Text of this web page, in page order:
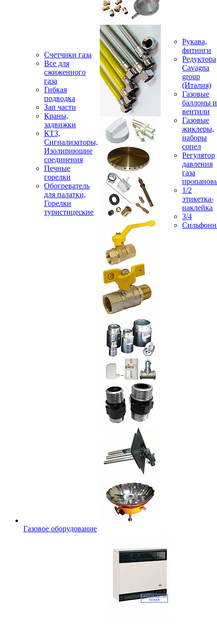
Счетчики газа
Все для
сжиженного
газа
Гибкая
подводка
Зап части
Краны,
задвижки
КТЗ,
Сигнализаторы,
Изолириющие
соединения
Печные
горелки
Обогреватель
для палатки,
Горелки
туристицеские
Рукава,
фитинги
Редуктора
Cavagna
group
(Италия)
Газовые
баллоны и
вентили
Газовые
жиклеры,
наборы
сопел
Регулятор
давления
газа
1/2
этикетка-
наклейка
3/4
Газовое оборудование